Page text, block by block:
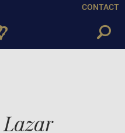
CONTACT